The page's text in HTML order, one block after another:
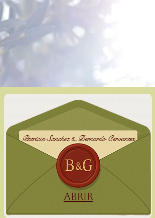
Patricia Sanchez & Bernardo Cervantes
Abrir